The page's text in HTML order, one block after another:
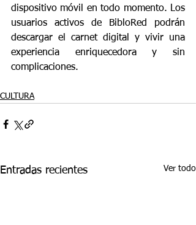
dispositivo móvil en todo momento. Los
usuarios activos de BibloRed podrán
descargar el carnet digital y vivir una
experiencia enriquecedora y sin
complicaciones.
CULTURA
Entradas recientes Ver todo